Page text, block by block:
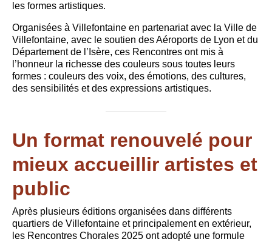
les formes artistiques.
Organisées à Villefontaine en partenariat avec la Ville de
Villefontaine, avec le soutien des Aéroports de Lyon et du
Département de l’Isère, ces Rencontres ont mis à
l’honneur la richesse des couleurs sous toutes leurs
formes : couleurs des voix, des émotions, des cultures,
des sensibilités et des expressions artistiques.
Un format renouvelé pour
mieux accueillir artistes et
public
Après plusieurs éditions organisées dans différents
quartiers de Villefontaine et principalement en extérieur,
les Rencontres Chorales 2025 ont adopté une formule